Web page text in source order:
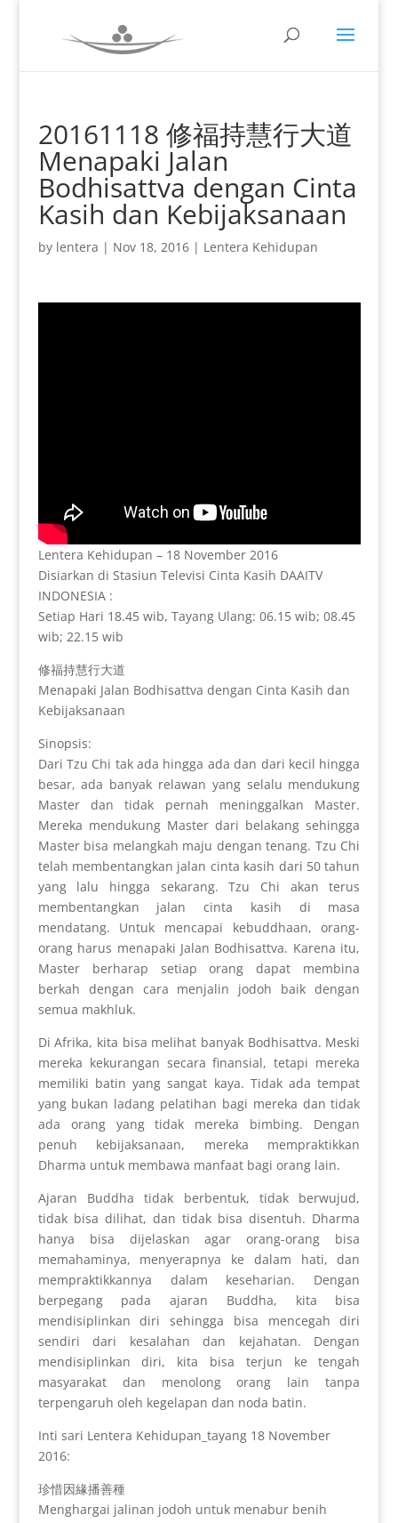
20161118 修福持慧行大道
Menapaki Jalan
Bodhisattva dengan Cinta
Kasih dan Kebijaksanaan
by lentera | Nov 18, 2016| Lentera Kehidupan
Lentera Kehidupan – 18 November 2016
Disiarkan di Stasiun Televisi Cinta Kasih DAAITV
INDONESIA :
Setiap Hari 18.45 wib, Tayang Ulang: 06.15 wib; 08.45
wib; 22.15 wib
修福持慧行大道
Menapaki Jalan Bodhisattva dengan Cinta Kasih dan
Kebijaksanaan
Sinopsis:
Dari Tzu Chi tak ada hingga ada dan dari kecil hingga
besar, ada banyak relawan yang selalu mendukung
Master dan tidak pernah meninggalkan Master.
Mereka mendukung Master dari belakang sehingga
Master bisa melangkah maju dengan tenang. Tzu Chi
telah membentangkan jalan cinta kasih dari 50 tahun
yang lalu hingga sekarang. Tzu Chi akan terus
membentangkan jalan cinta kasih di masa
mendatang. Untuk mencapai kebuddhaan, orang-
orang harus menapaki Jalan Bodhisattva. Karena itu,
Master berharap setiap orang dapat membina
berkah dengan cara menjalin jodoh baik dengan
semua makhluk.
Di Afrika, kita bisa melihat banyak Bodhisattva. Meski
mereka kekurangan secara finansial, tetapi mereka
memiliki batin yang sangat kaya. Tidak ada tempat
yang bukan ladang pelatihan bagi mereka dan tidak
ada orang yang tidak mereka bimbing. Dengan
penuh kebijaksanaan, mereka mempraktikkan
Dharma untuk membawa manfaat bagi orang lain.
Ajaran Buddha tidak berbentuk, tidak berwujud,
tidak bisa dilihat, dan tidak bisa disentuh. Dharma
hanya bisa dijelaskan agar orang-orang bisa
memahaminya, menyerapnya ke dalam hati, dan
mempraktikkannya dalam keseharian. Dengan
berpegang pada ajaran Buddha, kita bisa
mendisiplinkan diri sehingga bisa mencegah diri
sendiri dari kesalahan dan kejahatan. Dengan
mendisiplinkan diri, kita bisa terjun ke tengah
masyarakat dan menolong orang lain tanpa
terpengaruh oleh kegelapan dan noda batin.
Inti sari Lentera Kehidupan_tayang 18 November
2016:
珍惜因緣播善種
Menghargai jalinan jodoh untuk menabur benih